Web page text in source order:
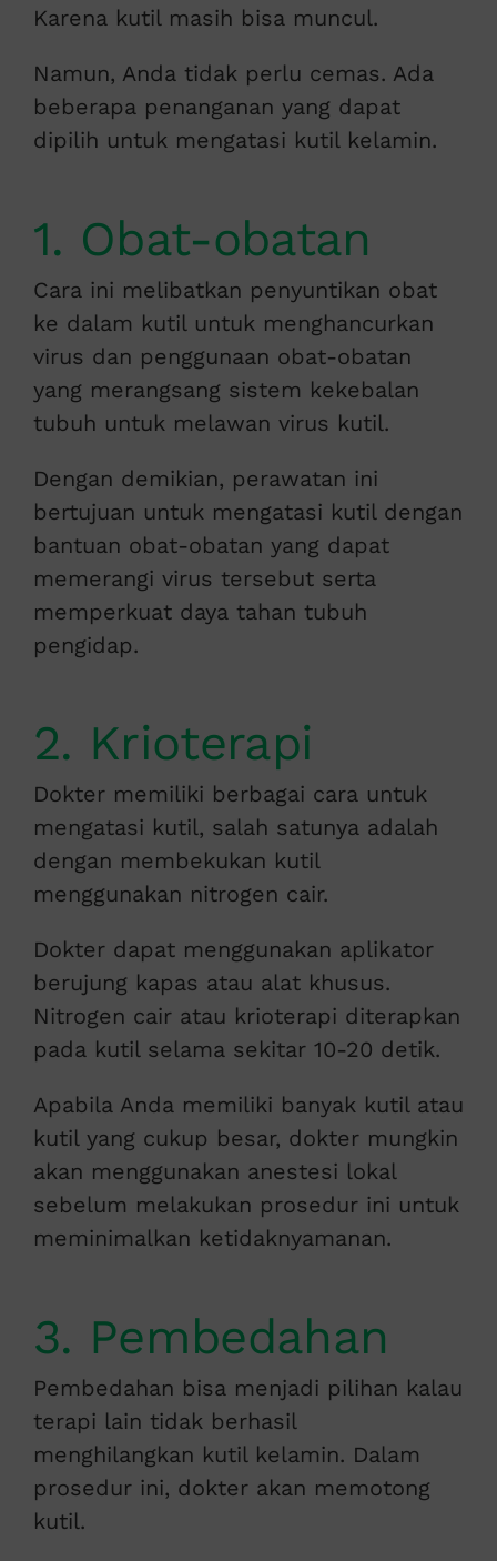
Karena kutil masih bisa muncul.
Namun, Anda tidak perlu cemas. Ada
beberapa penanganan yang dapat
dipilih untuk mengatasi kutil kelamin.
1. Obat-obatan
Cara ini melibatkan penyuntikan obat
ke dalam kutil untuk menghancurkan
virus dan penggunaan obat-obatan
yang merangsang sistem kekebalan
tubuh untuk melawan virus kutil.
Dengan demikian, perawatan ini
bertujuan untuk mengatasi kutil dengan
bantuan obat-obatan yang dapat
memerangi virus tersebut serta
memperkuat daya tahan tubuh
pengidap.
2. Krioterapi
Dokter memiliki berbagai cara untuk
mengatasi kutil, salah satunya adalah
dengan membekukan kutil
menggunakan nitrogen cair.
Dokter dapat menggunakan aplikator
berujung kapas atau alat khusus.
Nitrogen cair atau krioterapi diterapkan
pada kutil selama sekitar 10-20 detik.
Apabila Anda memiliki banyak kutil atau
kutil yang cukup besar, dokter mungkin
akan menggunakan anestesi lokal
sebelum melakukan prosedur ini untuk
meminimalkan ketidaknyamanan.
3. Pembedahan
Pembedahan bisa menjadi pilihan kalau
terapi lain tidak berhasil
menghilangkan kutil kelamin. Dalam
prosedur ini, dokter akan memotong
kutil.